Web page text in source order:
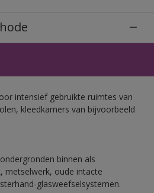
intensief gebruikte ruimtes van
kleedkamers van bijvoorbeeld
binnen als
metselwerk, oude intacte
glasweefselsystemen.